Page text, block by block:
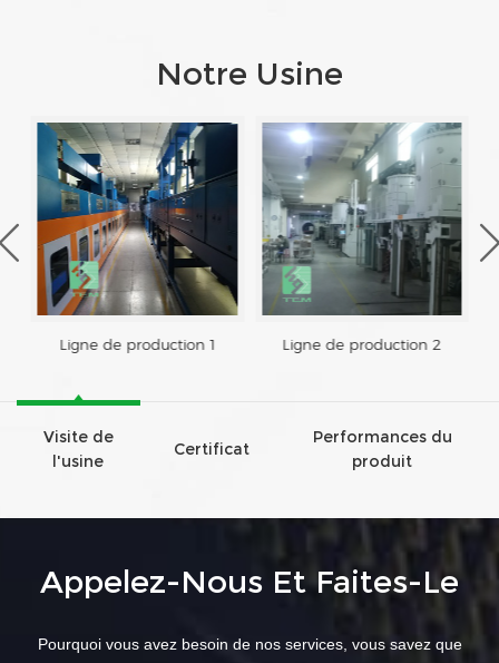
Notre Usine
Ligne de production 1 Ligne de production 2
Visite de
l'usine
Certificat
Performances du
produit
Appelez-Nous Et Faites-Le
Pourquoi vous avez besoin de nos services, vous savez que